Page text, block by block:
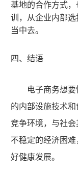
基地的合作方式，
训 ，
从企业内部
当中去。
四、结语
电子商务想
的内部设施技术
竞争环境，与社
不稳定的经济困
好健康发展。